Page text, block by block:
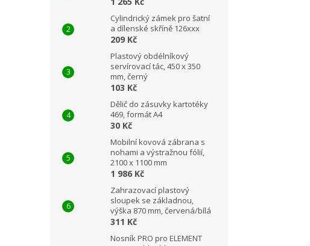
Cylindrický zámek pro šatní
a dílenské skříně 126xxx
209 Kč
Plastový obdélníkový
servírovací tác, 450 x 350
mm, černý
103 Kč
Dělič do zásuvky kartotéky
469, formát A4
30 Kč
Mobilní kovová zábrana s
nohami a výstražnou fólií,
2100 x 1100 mm
1 986 Kč
Zahrazovací plastový
sloupek se základnou,
výška 870 mm, červená/bílá
311 Kč
Nosník PRO pro ELEMENT